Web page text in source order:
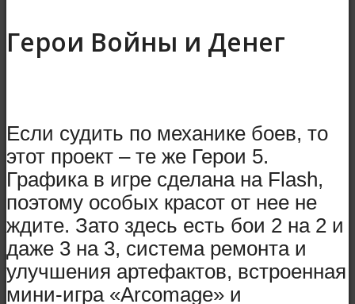
Герои Войны и Денег
Если судить по механике боев, то
этот проект – те же Герои 5.
Графика в игре сделана на Flash,
поэтому особых красот от нее не
ждите. Зато здесь есть бои 2 на 2 и
даже 3 на 3, система ремонта и
улучшения артефактов, встроенная
мини-игра «Arcomage» и